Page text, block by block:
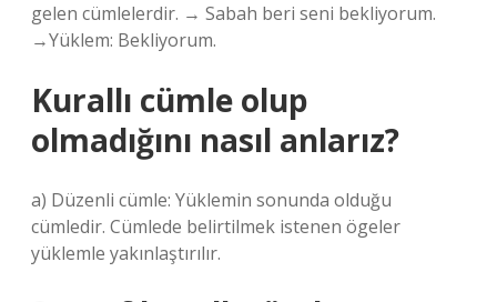
gelen cümlelerdir. → Sabah beri seni bekliyorum.
→Yüklem: Bekliyorum.
Kurallı cümle olup
olmadığını nasıl anlarız?
a) Düzenli cümle: Yüklemin sonunda olduğu
cümledir. Cümlede belirtilmek istenen ögeler
yüklemle yakınlaştırılır.